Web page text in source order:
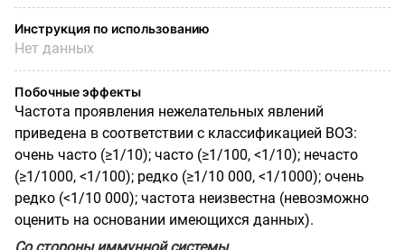
Инструкция по использованию
Нет данных
Побочные эффекты
Частота проявления нежелательных явлений
приведена в соответствии с классификацией ВОЗ:
очень часто (≥1/10); часто (≥1/100, <1/10); нечасто
(≥1/1000, <1/100); редко (≥1/10 000, <1/1000); очень
редко (<1/10 000); частота неизвестна (невозможно
оценить на основании имеющихся данных).